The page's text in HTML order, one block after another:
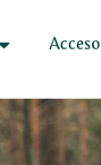
Acceso